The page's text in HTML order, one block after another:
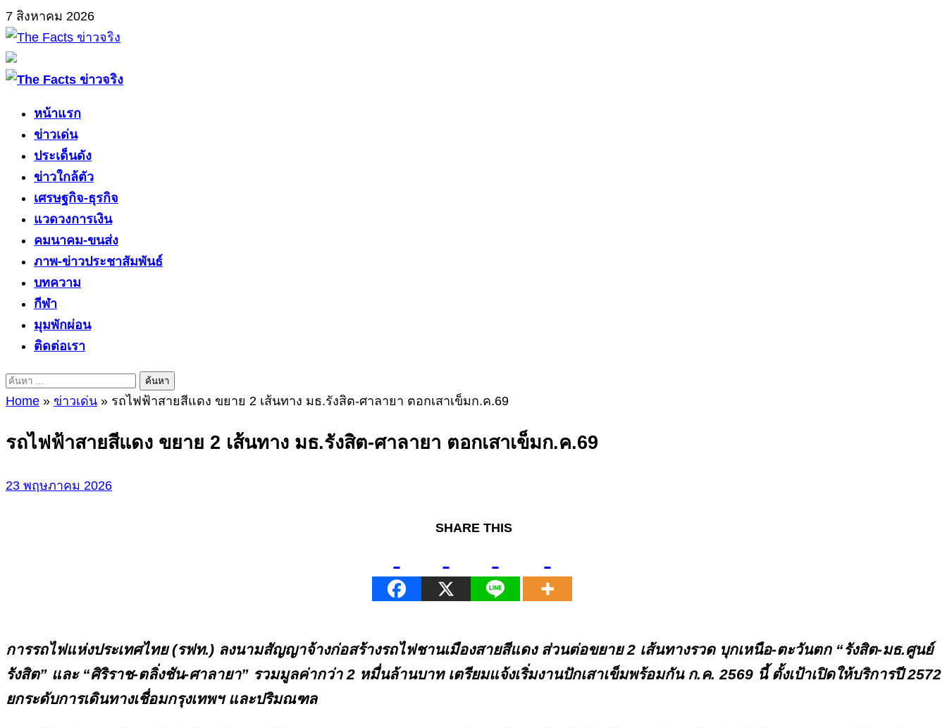
Skip
to
content
7 สิงหาคม 2026
Primary
หน้าแรก
ข่าวเด่น
ประเด็นดัง
ข่าวใกล้ตัว
เศรษฐกิจ-ธุรกิจ
แวดวงการเงิน
คมนาคม-ขนส่ง
ภาพ-ข่าวประชาสัมพันธ์
บทความ
กีฬา
มุมพักผ่อน
ติดต่อเรา
ค้นหา
สำหรับ:
Home » ข่าวเด่น » รถไฟฟ้าสายสีแดง ขยาย 2 เส้นทาง มธ.รังสิต-ศาลายา ตอกเสาเข็มก.ค.69
รถไฟฟ้าสายสีแดง ขยาย 2 เส้นทาง มธ.รังสิต-ศาลายา ตอกเสาเข็มก.ค.69
23 พฤษภาคม 2026
SHARE THIS
การรถไฟแห่งประเทศไทย (รฟท.) ลงนามสัญญาจ้างก่อสร้างรถไฟชานเมืองสายสีแดง ส่วนต่อขยาย 2 เส้นทางรวด บุกเหนือ-ตะวันตก “รังสิต-มธ.ศูนย์
รังสิต” และ “ศิริราช-ตลิ่งชัน-ศาลายา” รวมมูลค่ากว่า 2 หมื่นล้านบาท เตรียมแจ้งเริ่มงานปักเสาเข็มพร้อมกัน ก.ค. 2569 นี้ ตั้งเป้าเปิดให้บริการปี 2572
ยกระดับการเดินทางเชื่อมกรุงเทพฯ และปริมณฑล